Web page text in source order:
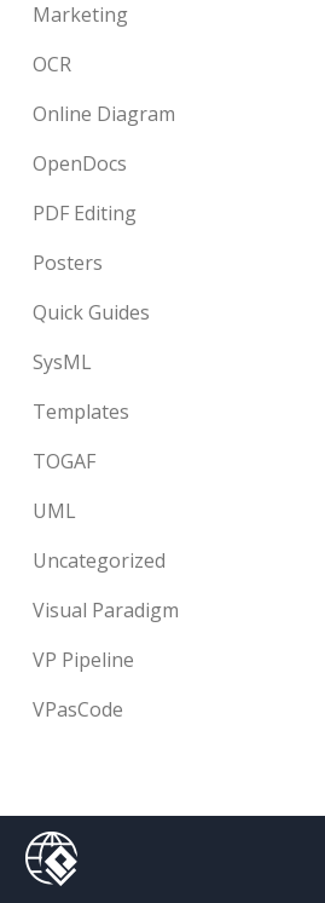
Marketing
OCR
Online Diagram
OpenDocs
PDF Editing
Posters
Quick Guides
SysML
Templates
TOGAF
UML
Uncategorized
Visual Paradigm
VP Pipeline
VPasCode